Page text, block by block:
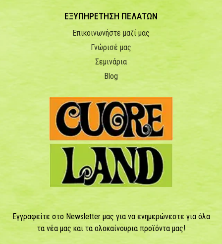
ΕΞΥΠΗΡΕΤΗΣΗ ΠΕΛΑΤΩΝ
Επικοινωνήστε μαζί μας
Γνώρισέ μας
Σεμινάρια
Blog
Εγγραφείτε στο Newsletter μας για να ενημερώνεστε για όλα
τα νέα μας και τα ολοκαίνουρια προϊόντα μας!